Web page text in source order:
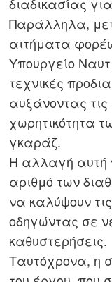
Παράλληλα,
αιτήματα
Υπουργείο
τεχνικές
αυξάνοντας
χωρητικότητα
γκαράζ.
Η αλλαγή αυτή
αριθμό των
να καλύψουν
οδηγώντας σε
καθυστερήσεις.
Ταυτόχρονα, η